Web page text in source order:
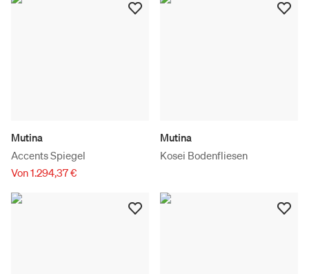
Mutina
Accents Spiegel
Von 1.294,37 €
Mutina
Kosei Bodenfliesen